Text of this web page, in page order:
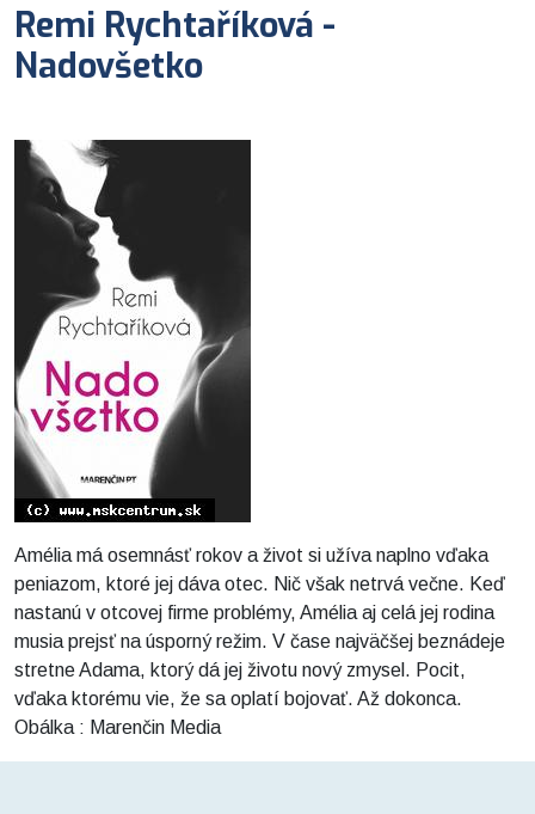
Remi Rychtaříková -
Nadovšetko
Amélia má osemnásť rokov a život si užíva naplno vďaka
peniazom, ktoré jej dáva otec. Nič však netrvá večne. Keď
nastanú v otcovej firme problémy, Amélia aj celá jej rodina
musia prejsť na úsporný režim. V čase najväčšej beznádeje
stretne Adama, ktorý dá jej životu nový zmysel. Pocit,
vďaka ktorému vie, že sa oplatí bojovať. Až dokonca.
Obálka : Marenčin Media